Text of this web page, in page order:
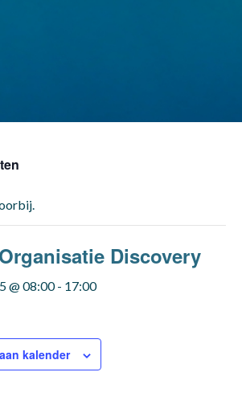
Discovery
@ 08:00- 17:00
kalender